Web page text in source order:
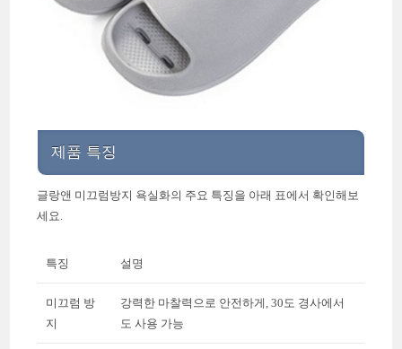
제품 특징
글랑앤 미끄럼방지 욕실화의 주요 특징을 아래 표에서 확인해보
세요.
특징 설명
미끄럼 방
지
강력한 마찰력으로 안전하게, 30도 경사에서
도 사용 가능